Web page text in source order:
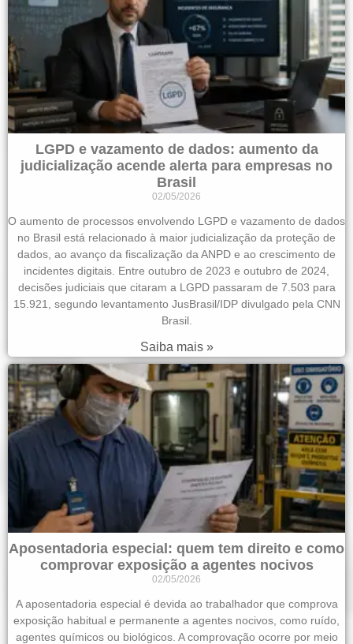
LGPD e vazamento de dados: aumento da
judicialização acende alerta para empresas no
Brasil
02/05/2026
O aumento de processos envolvendo LGPD e vazamento de dados
no Brasil está relacionado à maior judicialização da proteção de
dados, ao avanço da fiscalização da ANPD e ao crescimento de
incidentes digitais. Entre outubro de 2023 e outubro de 2024,
decisões judiciais que citaram a LGPD passaram de 7.503 para
15.921, segundo levantamento JusBrasil/IDP divulgado pela CNN
Brasil.
Saiba mais »
Aposentadoria especial: quem tem direito e como
comprovar exposição a agentes nocivos
02/05/2026
A aposentadoria especial é devida ao trabalhador que comprova
exposição habitual e permanente a agentes nocivos, como ruído,
agentes químicos ou biológicos. A comprovação ocorre por meio